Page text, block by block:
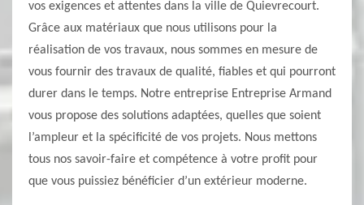
vos exigences et attentes dans la ville de Quievrecourt.
Grâce aux matériaux que nous utilisons pour la
réalisation de vos travaux, nous sommes en mesure de
vous fournir des travaux de qualité, fiables et qui pourront
durer dans le temps. Notre entreprise Entreprise Armand
vous propose des solutions adaptées, quelles que soient
l’ampleur et la spécificité de vos projets. Nous mettons
tous nos savoir-faire et compétence à votre profit pour
que vous puissiez bénéficier d’un extérieur moderne.